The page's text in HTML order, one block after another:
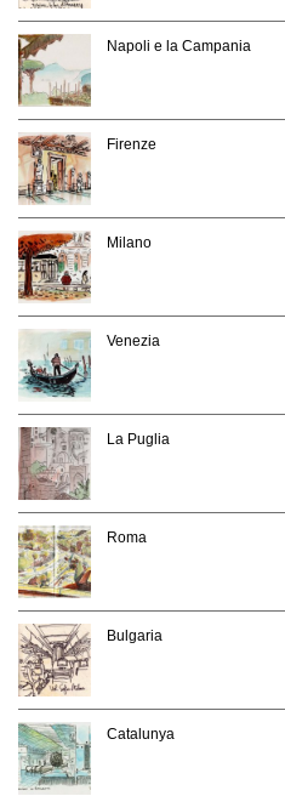
Napoli e la Campania
Firenze
Milano
Venezia
La Puglia
Roma
Bulgaria
Catalunya